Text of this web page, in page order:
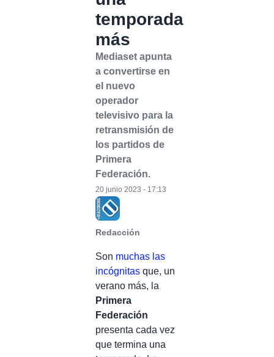
temporada
más
Mediaset apunta
a convertirse en
el nuevo
operador
televisivo para la
retransmisión de
los partidos de
Primera
Federación.
Redacción
20 junio 2023 - 17:13
Son muchas las
incógnitas que, un
verano más, la
Primera
Federación
presenta cada vez
que termina una